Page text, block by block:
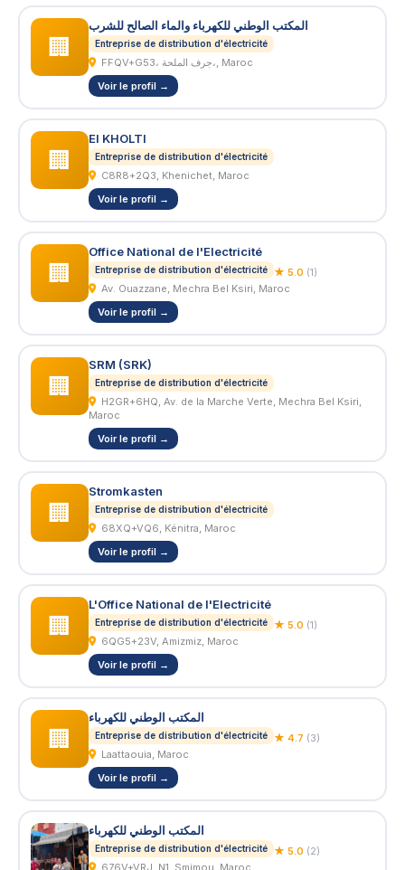
🏢
المكتب الوطني للكهرباء والماء الصالح للشرب
Entreprise de distribution d'électricité
FFQV+G53، جرف الملحة،, Maroc
Voir le profil →
🏢
El KHOLTI
Entreprise de distribution d'électricité
C8R8+2Q3, Khenichet, Maroc
Voir le profil →
🏢
Office National de l'Electricité
Entreprise de distribution d'électricité ★ 5.0 (1)
Av. Ouazzane, Mechra Bel Ksiri, Maroc
Voir le profil →
🏢
SRM (SRK)
Entreprise de distribution d'électricité
Maroc
Voir le profil →
🏢
Stromkasten
Entreprise de distribution d'électricité
68XQ+VQ6, Kénitra, Maroc
Voir le profil →
🏢
L'Office National de l'Electricité
Entreprise de distribution d'électricité ★ 5.0 (1)
6QG5+23V, Amizmiz, Maroc
Voir le profil →
🏢
المكتب الوطني للكهرباء
Entreprise de distribution d'électricité ★ 4.7 (3)
Laattaouia, Maroc
Voir le profil →
المكتب الوطني للكهرباء
Entreprise de distribution d'électricité ★ 5.0 (2)
676V+VRJ, N1, Smimou, Maroc